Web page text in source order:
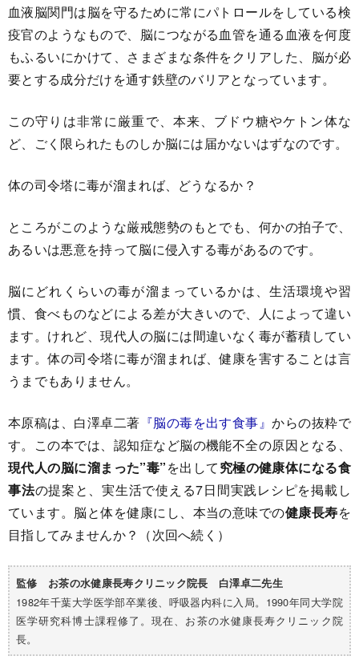
血液脳関門は脳を守るために常にパトロールをしている検
疫官のようなもので、脳につながる血管を通る血液を何度
もふるいにかけて、さまざまな条件をクリアした、脳が必
要とする成分だけを通す鉄壁のバリアとなっています。
この守りは非常に厳重で、本来、ブドウ糖やケトン体な
ど、ごく限られたものしか脳には届かないはずなのです。
体の司令塔に毒が溜まれば、どうなるか？
ところがこのような厳戒態勢のもとでも、何かの拍子で、
あるいは悪意を持って脳に侵入する毒があるのです。
脳にどれくらいの毒が溜まっているかは、生活環境や習
慣、食べものなどによる差が大きいので、人によって違い
ます。けれど、現代人の脳には間違いなく毒が蓄積してい
ます。体の司令塔に毒が溜まれば、健康を害することは言
うまでもありません。
本原稿は、白澤卓二著 『脳の毒を出す食事』からの抜粋で
す。この本では、認知症など脳の機能不全の原因となる、
現代人の脳に溜まった”毒”を出して究極の健康体になる食
事法の提案と、実生活で使える7日間実践レシピを掲載し
ています。脳と体を健康にし、本当の意味での健康長寿を
目指してみませんか？（次回へ続く）
監修 お茶の水健康長寿クリニック院長 白澤卓二先生
1982年千葉大学医学部卒業後、呼吸器内科に入局。1990年同大学院
医学研究科博士課程修了。現在、お茶の水健康長寿クリニック院
長。